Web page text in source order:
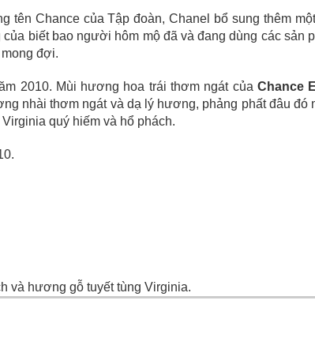
Chance của Tập đoàn, Chanel bổ sung thêm
biết bao người hôm mộ đã và đang dùng các sản
đợi.
2010. Mùi hương hoa trái thơm ngát của Chance
nhài thơm ngát và dạ lý hương, phảng phất đâu đó
quý hiếm và hổ phách.
và hương gỗ tuyết tùng Virginia.